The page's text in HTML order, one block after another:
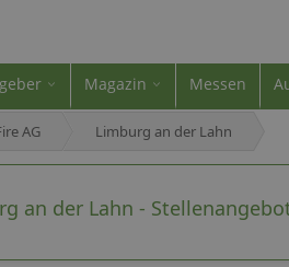
Magazin Messen
AG Limburg an der Lahn
an der Lahn -